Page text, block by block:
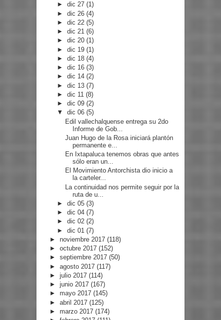
►dic 27(1)
►dic 26(4)
►dic 22(5)
►dic 21(6)
►dic 20(1)
►dic 19(1)
►dic 18(4)
►dic 16(3)
►dic 14(2)
►dic 13(7)
►dic 11(8)
►dic 09(2)
▼dic 06(5)
Edil vallechalquense entrega su 2do
Informe de Gob...
Juan Hugo de la Rosa iniciará plantón
permanente e...
En Ixtapaluca tenemos obras que antes
sólo eran un...
El Movimiento Antorchista dio inicio a
la carteler...
La continuidad nos permite seguir por la
ruta de u...
►dic 05(3)
►dic 04(7)
►dic 02(2)
►dic 01(7)
► noviembre 2017 (118)
► octubre 2017 (152)
► septiembre 2017 (50)
► agosto 2017 (117)
► julio 2017 (114)
► junio 2017 (167)
► mayo 2017 (145)
► abril 2017 (125)
► marzo 2017 (174)